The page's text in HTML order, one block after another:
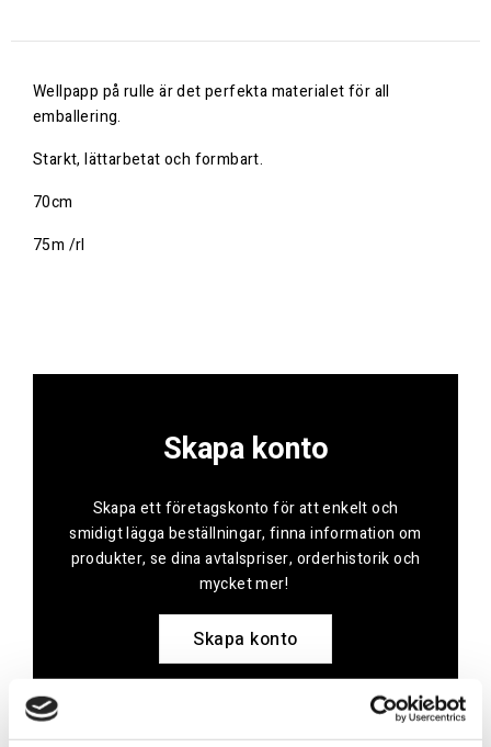
Wellpapp på rulle är det perfekta materialet för all
emballering.
Starkt, lättarbetat och formbart.
70cm
75m /rl
Skapa konto
Skapa ett företagskonto för att enkelt och
smidigt lägga beställningar, finna information om
produkter, se dina avtalspriser, orderhistorik och
mycket mer!
Skapa konto